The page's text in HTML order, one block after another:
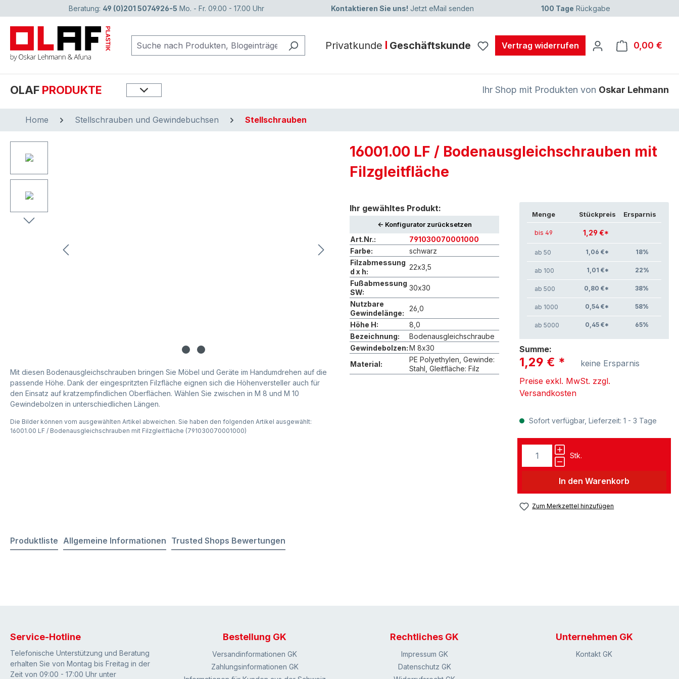
Zur Hauptnavigation springen
Beratung: 49 (0)201 5074926-5 Mo. - Fr. 09.00 - 17.00 Uhr Kontaktieren Sie uns! Jetzt eMail senden 100 Tage Rückgabe
Privatkunde Geschäftskunde Vertrag widerrufen 0,00 €
OLAF PRODUKTE Ihr Shop mit Produkten von Oskar Lehmann
Home Stellschrauben und Gewindebuchsen Stellschrauben
Mit diesen Bodenausgleichschrauben bringen Sie Möbel und Geräte im Handumdrehen auf die
passende Höhe. Dank der eingespritzten Filzfläche eignen sich die Höhenversteller auch für
den Einsatz auf kratzempfindlichen Oberflächen. Wählen Sie zwischen in M 8 und M 10
Gewindebolzen in unterschiedlichen Längen.
Die Bilder können vom ausgewählten Artikel abweichen. Sie haben den folgenden Artikel ausgewählt:
16001.00 LF / Bodenausgleichschrauben mit Filzgleitfläche (791030070001000)
16001.00 LF / Bodenausgleichschrauben mit
Filzgleitfläche
Ihr gewähltes Produkt:
<- Konfigurator zurücksetzen
Art.Nr.:
791030070001000
Farbe:
schwarz
Filzabmessung
d x h:
22x3,5
Fußabmessung
SW:
30x30
Nutzbare
Gewindelänge:
26,0
Höhe H:
8,0
Bezeichnung:
Bodenausgleichschraube
Gewindebolzen:M 8x30
Material:
PE Polyethylen, Gewinde:
Stahl, Gleitfläche: Filz
Menge Stückpreis Ersparnis
bis 49 1,29 €*
ab 50 1,06 €* 18%
ab 100 1,01 €* 22%
ab 500 0,80 €* 38%
ab 1000 0,54 €* 58%
ab 5000 0,45 €* 65%
Summe:
1,29 € *
keine Ersparnis
Preise exkl. MwSt. zzgl.
Versandkosten
Sofort verfügbar, Lieferzeit: 1 - 3 Tage
Stk.
In den Warenkorb
Zum Merkzettel hinzufügen
Produktliste Allgemeine Informationen Trusted Shops Bewertungen
Service-Hotline
Telefonische Unterstützung und Beratung
erhalten Sie von Montag bis Freitag in der
Zeit von 09:00 - 17:00 Uhr unter
Bestellung GK
Versandinformationen GK
Zahlungsinformationen GK
Rechtliches GK
Impressum GK
Datenschutz GK
Unternehmen GK
Kontakt GK